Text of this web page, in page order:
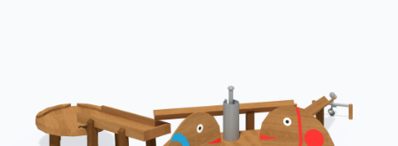
Комплексы для лазания
3 категории